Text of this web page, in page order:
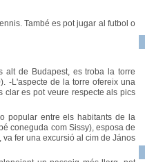
També es pot jugar al futbol o
alt de Budapest, es troba la torre
-L'aspecte de la torre ofereix una
clar es pot veure respecte als pics
popular entre els habitants de la
coneguda com Sissy), esposa de
fer una excursió al cim de János